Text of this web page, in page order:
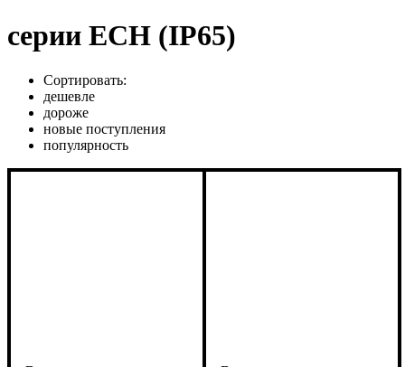
серии ECH (IP65)
Сортировать:
дешевле
дороже
новые поступления
популярность